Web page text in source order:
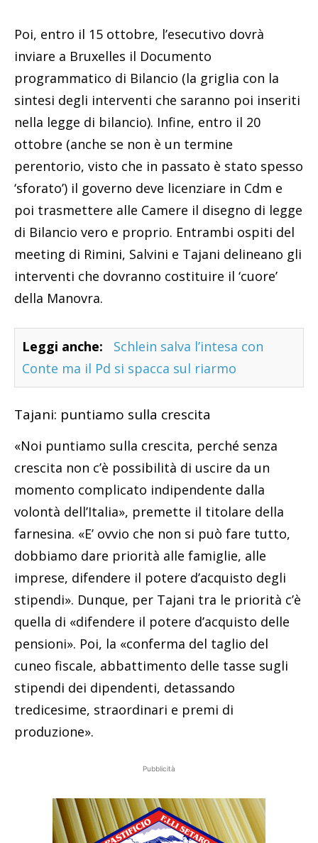
Poi, entro il 15 ottobre, l’esecutivo dovrà
inviare a Bruxelles il Documento
programmatico di Bilancio (la griglia con la
sintesi degli interventi che saranno poi inseriti
nella legge di bilancio). Infine, entro il 20
ottobre (anche se non è un termine
perentorio, visto che in passato è stato spesso
‘sforato’) il governo deve licenziare in Cdm e
poi trasmettere alle Camere il disegno di legge
di Bilancio vero e proprio. Entrambi ospiti del
meeting di Rimini, Salvini e Tajani delineano gli
interventi che dovranno costituire il ‘cuore’
della Manovra.
Leggi anche:
Schlein salva l’intesa con
Conte ma il Pd si spacca sul riarmo
Tajani: puntiamo sulla crescita
«Noi puntiamo sulla crescita, perché senza
crescita non c’è possibilità di uscire da un
momento complicato indipendente dalla
volontà dell’Italia», premette il titolare della
farnesina. «E’ ovvio che non si può fare tutto,
dobbiamo dare priorità alle famiglie, alle
imprese, difendere il potere d’acquisto degli
stipendi». Dunque, per Tajani tra le priorità c’è
quella di «difendere il potere d’acquisto delle
pensioni». Poi, la «conferma del taglio del
cuneo fiscale, abbattimento delle tasse sugli
stipendi dei dipendenti, detassando
tredicesime, straordinari e premi di
produzione».
Pubblicità